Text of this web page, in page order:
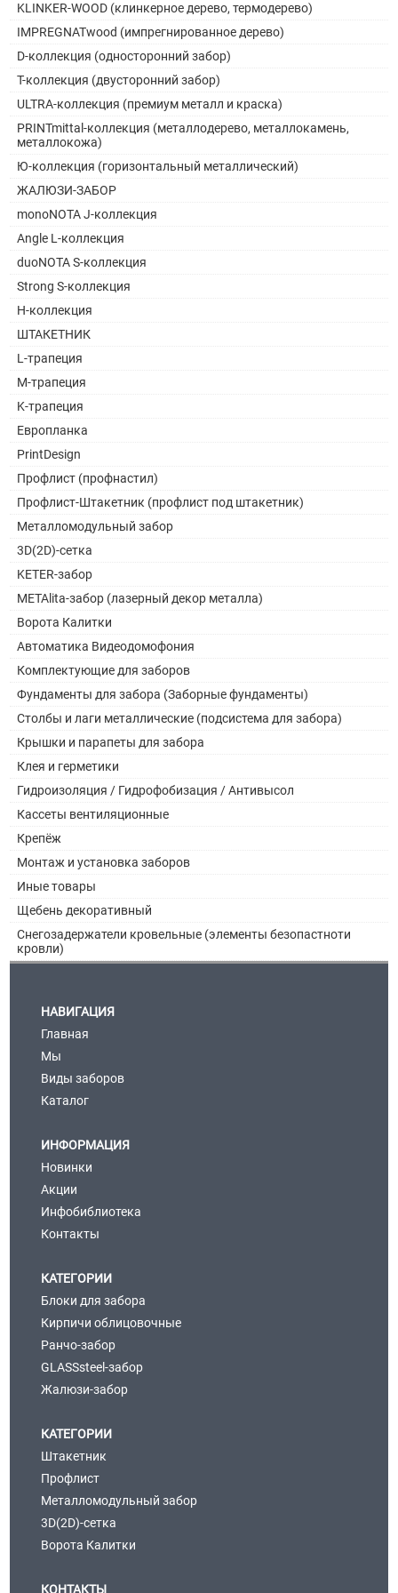
KLINKER-WOOD (клинкерное дерево, термодерево)
IMPREGNATwood (импрегнированное дерево)
D-коллекция (односторонний забор)
Т-коллекция (двусторонний забор)
ULTRA-коллекция (премиум металл и краска)
PRINTmittal-коллекция (металлодерево, металлокамень,
металлокожа)
Ю-коллекция (горизонтальный металлический)
ЖАЛЮЗИ-ЗАБОР
monoNOTA J-коллекция
Angle L-коллекция
duoNOTA S-коллекция
Strong S-коллекция
H-коллекция
ШТАКЕТНИК
L-трапеция
M-трапеция
K-трапеция
Европланка
PrintDesign
Профлист (профнастил)
Профлист-Штакетник (профлист под штакетник)
Металломодульный забор
3D(2D)-сетка
KETER-забор
METAlita-забор (лазерный декор металла)
Ворота Калитки
Автоматика Видеодомофония
Комплектующие для заборов
Фундаменты для забора (Заборные фундаменты)
Столбы и лаги металлические (подсистема для забора)
Крышки и парапеты для забора
Клея и герметики
Гидроизоляция / Гидрофобизация / Антивысол
Кассеты вентиляционные
Крепёж
Монтаж и установка заборов
Иные товары
Щебень декоративный
Снегозадержатели кровельные (элементы безопастноти
кровли)
НАВИГАЦИЯ
Главная
Мы
Виды заборов
Каталог
ИНФОРМАЦИЯ
Новинки
Акции
Инфобиблиотека
Контакты
КАТЕГОРИИ
Блоки для забора
Кирпичи облицовочные
Ранчо-забор
GLASSsteel-забор
Жалюзи-забор
КАТЕГОРИИ
Штакетник
Профлист
Металломодульный забор
3D(2D)-сетка
Ворота Калитки
КОНТАКТЫ